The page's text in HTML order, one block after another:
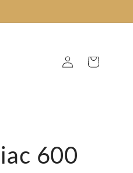
Fazer
login
Carrinho
600